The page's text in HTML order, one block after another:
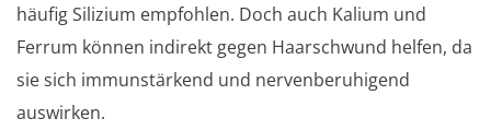
häufig Silizium empfohlen. Doch auch Kalium und
Ferrum können indirekt gegen Haarschwund helfen, da
sie sich immunstärkend und nervenberuhigend
auswirken.